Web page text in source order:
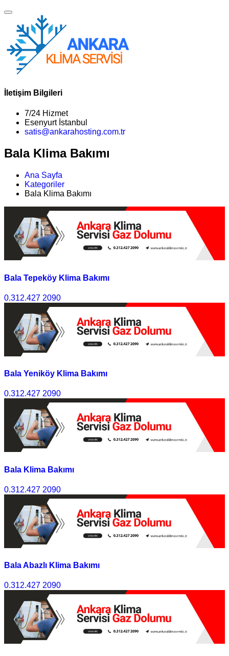
İletişim Bilgileri
7/24 Hizmet
Esenyurt İstanbul
satis@ankarahosting.com.tr
Bala Klima Bakımı
Ana Sayfa
Kategoriler
Bala Klima Bakımı
Bala Tepeköy Klima Bakımı
0.312.427 2090
Bala Yeniköy Klima Bakımı
0.312.427 2090
Bala Klima Bakımı
0.312.427 2090
Bala Abazlı Klima Bakımı
0.312.427 2090